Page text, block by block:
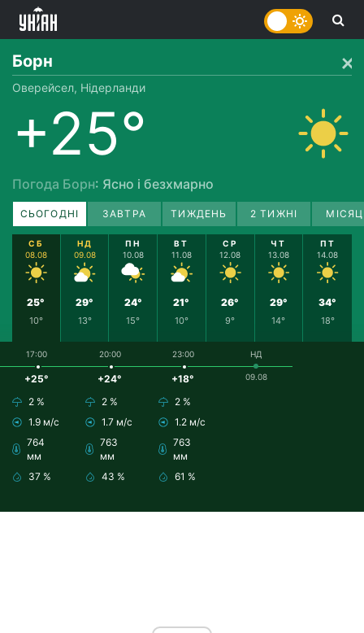
Борн
Оверейсел, Нідерланди
+25°
Погода Борн: Ясно і безхмарно
СЬОГОДНІ ЗАВТРА ТИЖДЕНЬ 2 ТИЖНІ
СБ
08.08
25°
10°
НД
09.08
29°
13°
ПН
10.08
24°
15°
ВТ
11.08
21°
10°
СР
12.08
26°
9°
ЧТ
13.08
29°
14°
ПТ
14.08
34°
18°
17:00
+25°
2 %
1.9 м/с
764
мм
37 %
20:00
+24°
2 %
1.7 м/с
763
мм
43 %
23:00
+18°
2 %
1.2 м/с
763
мм
61 %
НД
09.08